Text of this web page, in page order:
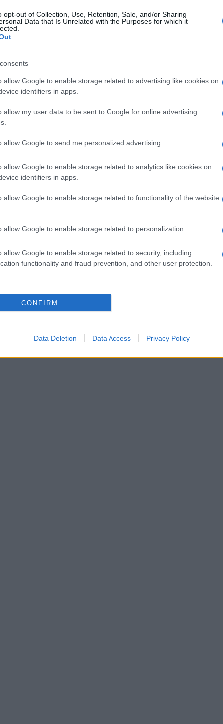
opt-out of Collection, Use, Retention, Sale, and/or Sharing
Data that Is Unrelated with the Purposes for which it
allow Google to enable storage related to advertising like cookies on
identifiers in apps.
allow my user data to be sent to Google for online advertising
allow Google to send me personalized advertising.
allow Google to enable storage related to analytics like cookies on
identifiers in apps.
allow Google to enable storage related to functionality of the website
allow Google to enable storage related to personalization.
allow Google to enable storage related to security, including
functionality and fraud prevention, and other user protection.
CONFIRM
Data Deletion Data Access Privacy Policy
nella sezioneLogindal menù del sito